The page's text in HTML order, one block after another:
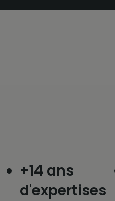
+14 ans
d'expertises